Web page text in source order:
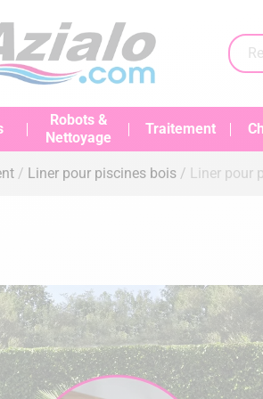
Robots &
Nettoyage
Traitement
Liner pour piscines bois Liner pour